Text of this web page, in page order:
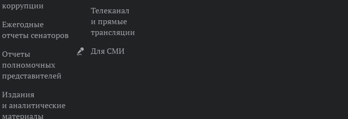
коррупции
Ежегодные
отчеты сенаторов
Отчеты
полномочных
представителей
Издания
и аналитические
материалы
Телеканал
и прямые
трансляции
Для СМИ